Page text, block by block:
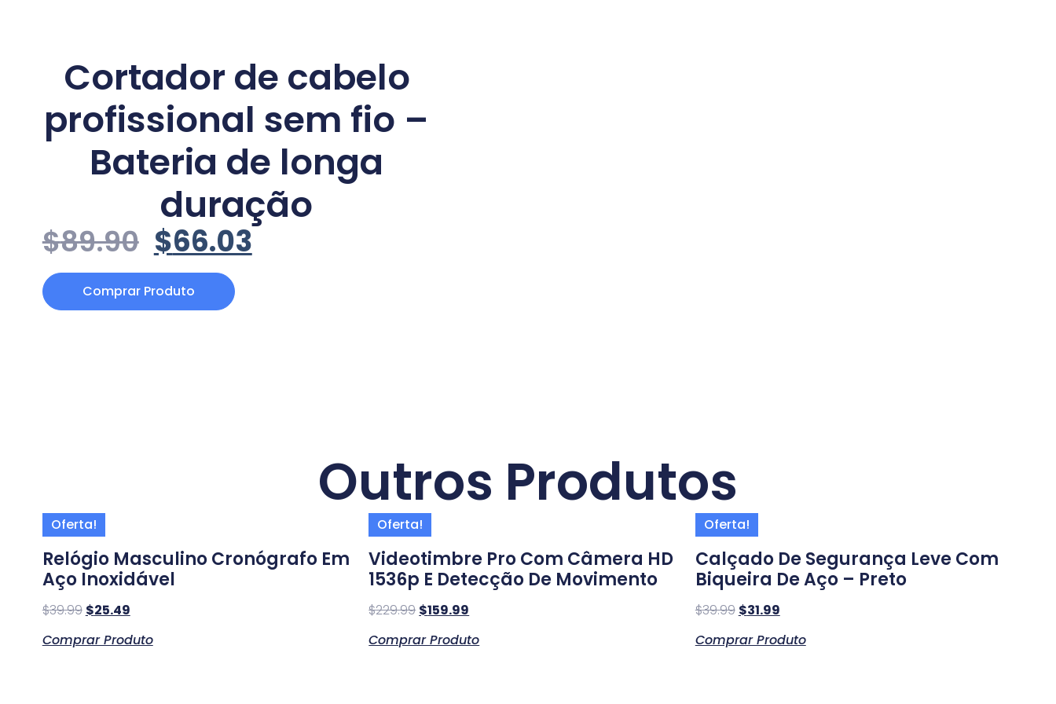
Cortador de cabelo
profissional sem fio –
Bateria de longa
duração
$89.90 $66.03
Comprar Produto
Outros Produtos
Oferta!
Relógio Masculino Cronógrafo Em
Aço Inoxidável
$39.99 $25.49
Comprar Produto
Oferta!
Videotimbre Pro Com Câmera HD
1536p E Detecção De Movimento
$229.99 $159.99
Comprar Produto
Oferta!
Calçado De Segurança Leve Com
Biqueira De Aço – Preto
$39.99 $31.99
Comprar Produto